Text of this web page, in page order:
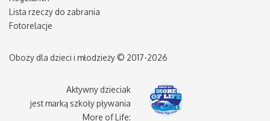
Lista rzeczy do zabrania
Fotorelacje
Obozy dla dzieci i młodzieży © 2017-2026
Aktywny dzieciak
jest marką szkoły pływania
More of Life: